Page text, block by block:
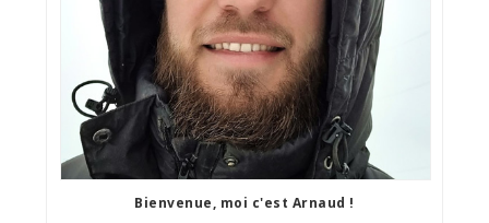
Bienvenue, moi c'est Arnaud !